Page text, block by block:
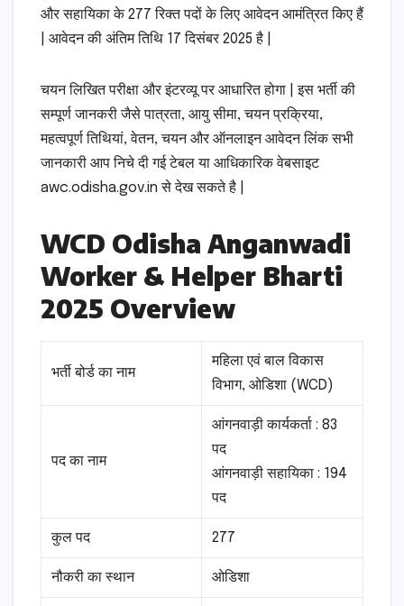
और सहायिका के 277 रिक्त पदों के लिए आवेदन आमंत्रित किए हैं
| आवेदन की अंतिम तिथि 17 दिसंबर 2025 है |
चयन लिखित परीक्षा और इंटरव्यू पर आधारित होगा | इस भर्ती की
सम्पूर्ण जानकरी जैसे पात्रता, आयु सीमा, चयन प्रक्रिया,
महत्वपूर्ण तिथियां, वेतन, चयन और ऑनलाइन आवेदन लिंक सभी
जानकारी आप निचे दी गई टेबल या आधिकारिक वेबसाइट
awc.odisha.gov.in से देख सकते है |
WCD Odisha Anganwadi
Worker & Helper Bharti
2025 Overview
भर्ती बोर्ड का नाम
महिला एवं बाल विकास
विभाग, ओडिशा (WCD)
पद का नाम
आंगनवाड़ी कार्यकर्ता : 83
पद
आंगनवाड़ी सहायिका : 194
पद
कुल पद 277
नौकरी का स्थान ओडिशा